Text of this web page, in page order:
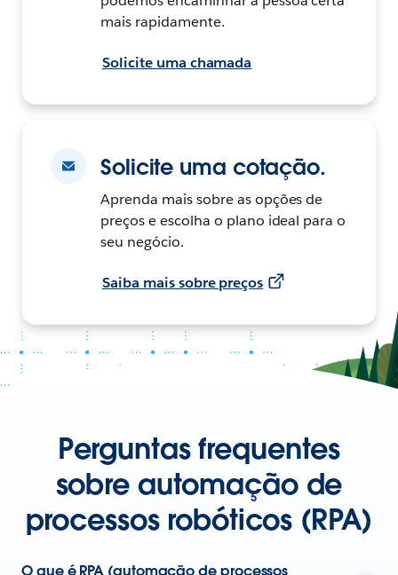
mais rapidamente.
Solicite uma chamada
Solicite uma cotação.
Aprenda mais sobre as opções de
preços e escolha o plano ideal para o
seu negócio.
Saiba mais sobre preços
Perguntas frequentes
sobre automação de
processos robóticos (RPA)
O que é RPA (automação de processos